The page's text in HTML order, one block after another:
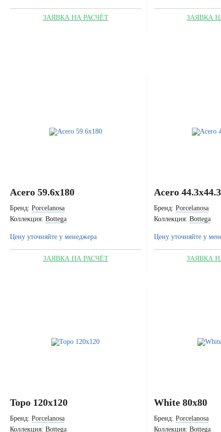
ЗАЯВКА НА РАСЧЁТ ЗАЯВКА
Acero 59.6x180
Бренд: Porcelanosa
Коллекция: Bottega
Цену уточняйте у менеджера
ЗАЯВКА НА РАСЧЁТ
Acero 44.3x44.3
Бренд: Porcelanosa
Коллекция: Bottega
Цену уточняйте у
ЗАЯВКА
Topo 120x120
Бренд: Porcelanosa
Коллекция: Bottega
White 80x80
Бренд: Porcelanosa
Коллекция: Bottega